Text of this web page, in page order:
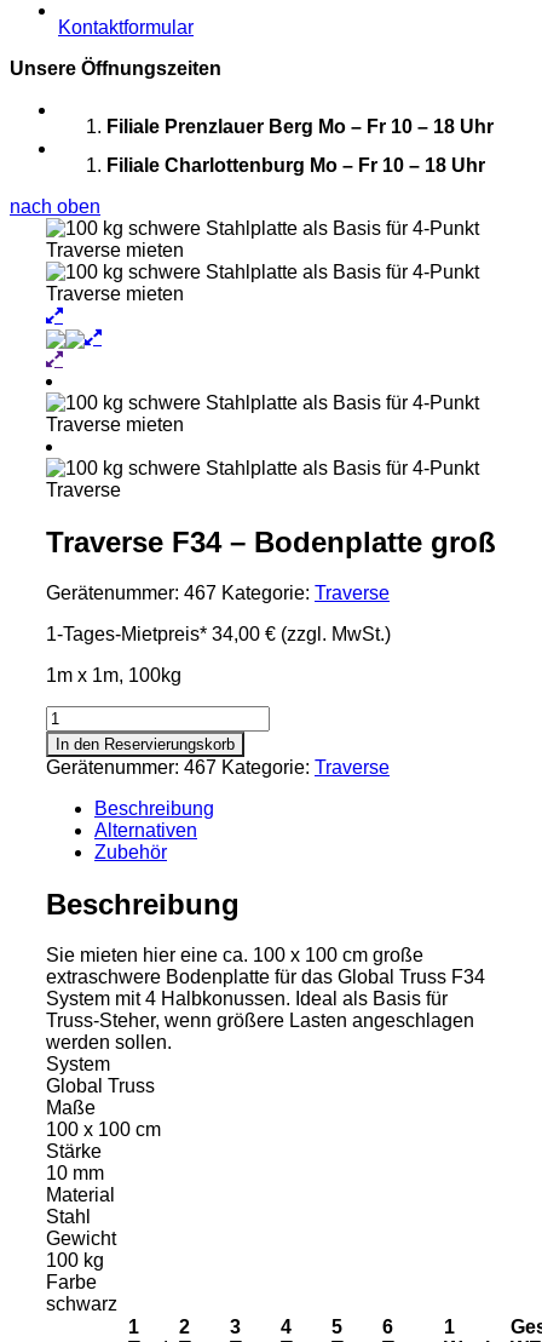
Kontaktformular
Unsere Öffnungszeiten
Filiale Prenzlauer Berg Mo – Fr 10 – 18 Uhr
Filiale Charlottenburg Mo – Fr 10 – 18 Uhr
nach oben
Traverse F34 – Bodenplatte groß
Gerätenummer: 467 Kategorie: Traverse
1-Tages-Mietpreis* 34,00 € (zzgl. MwSt.)
1m x 1m, 100kg
Traverse
F34
-
Bodenplatte
groß
Menge
In den Reservierungskorb
Gerätenummer: 467 Kategorie: Traverse
Beschreibung
Alternativen
Zubehör
Beschreibung
Sie mieten hier eine ca. 100 x 100 cm große
extraschwere Bodenplatte für das Global Truss F34
System mit 4 Halbkonussen. Ideal als Basis für
Truss-Steher, wenn größere Lasten angeschlagen
werden sollen.
System
Global Truss
Maße
100 x 100 cm
Stärke
10 mm
Material
Stahl
Gewicht
100 kg
Farbe
schwarz
1
2
3
4
5
6
1